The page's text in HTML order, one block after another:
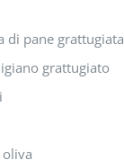
di pane grattugiata
grattugiato